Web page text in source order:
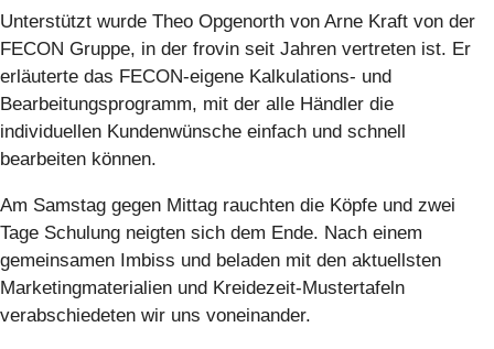
Unterstützt wurde Theo Opgenorth von Arne Kraft von der
FECON Gruppe, in der frovin seit Jahren vertreten ist. Er
erläuterte das FECON-eigene Kalkulations- und
Bearbeitungsprogramm, mit der alle Händler die
individuellen Kundenwünsche einfach und schnell
bearbeiten können.
Am Samstag gegen Mittag rauchten die Köpfe und zwei
Tage Schulung neigten sich dem Ende. Nach einem
gemeinsamen Imbiss und beladen mit den aktuellsten
Marketingmaterialien und Kreidezeit-Mustertafeln
verabschiedeten wir uns voneinander.